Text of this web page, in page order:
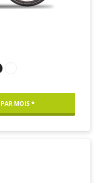
MOIS *